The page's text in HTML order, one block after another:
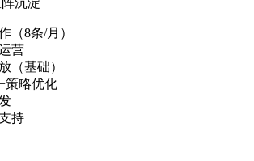
（8条/月）
营
（基础）
策略优化
持